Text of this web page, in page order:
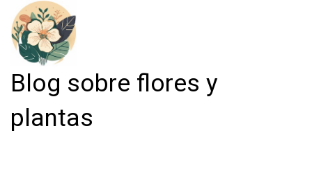
Blog sobre flores y
plantas